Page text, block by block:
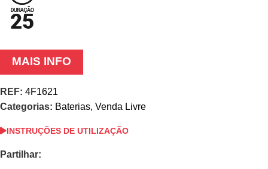
MAIS INFO
REF: 4F1621
Categorias: Baterias, Venda Livre
INSTRUÇÕES DE UTILIZAÇÃO
Partilhar: